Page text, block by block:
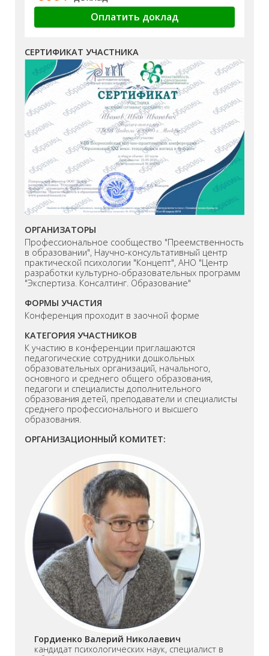
Оплатить доклад
СЕРТИФИКАТ УЧАСТНИКА
ОРГАНИЗАТОРЫ
Профессиональное сообщество "Преемственность
в образовании", Научно-консультативный центр
практической психологии "Концепт", АНО "Центр
разработки культурно-образовательных программ
"Экспертиза. Консалтинг. Образование"
ФОРМЫ УЧАСТИЯ
Конференция проходит в заочной форме
КАТЕГОРИЯ УЧАСТНИКОВ
К участию в конференции приглашаются
педагогические сотрудники дошкольных
образовательных организаций, начального,
основного и среднего общего образования,
педагоги и специалисты дополнительного
образования детей, преподаватели и специалисты
среднего профессионального и высшего
образования.
ОРГАНИЗАЦИОННЫЙ КОМИТЕТ:
Гордиенко Валерий Николаевич
кандидат психологических наук, специалист в